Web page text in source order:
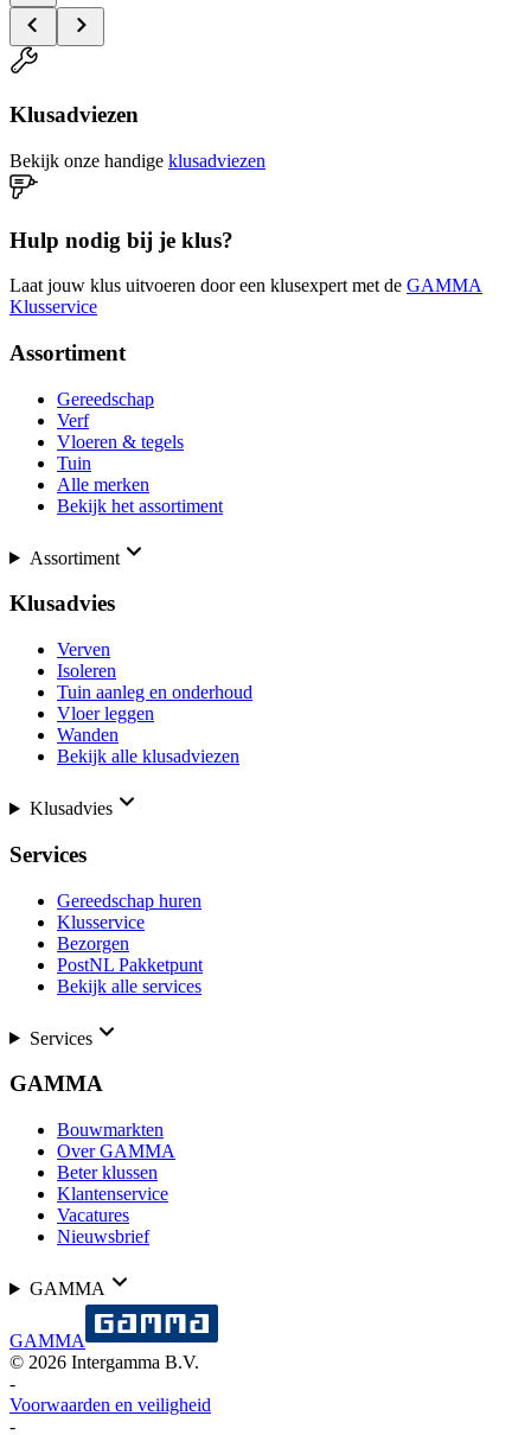
Klusadviezen
Bekijk onze handige klusadviezen
Hulp nodig bij je klus?
Laat jouw klus uitvoeren door een klusexpert met de GAMMA
Klusservice
Assortiment
Gereedschap
Verf
Vloeren & tegels
Tuin
Alle merken
Bekijk het assortiment
Assortiment
Klusadvies
Verven
Isoleren
Tuin aanleg en onderhoud
Vloer leggen
Wanden
Bekijk alle klusadviezen
Klusadvies
Services
Gereedschap huren
Klusservice
Bezorgen
PostNL Pakketpunt
Bekijk alle services
Services
GAMMA
Bouwmarkten
Over GAMMA
Beter klussen
Klantenservice
Vacatures
Nieuwsbrief
GAMMA
GAMMA
© 2026 Intergamma B.V.
-
Voorwaarden en veiligheid
-